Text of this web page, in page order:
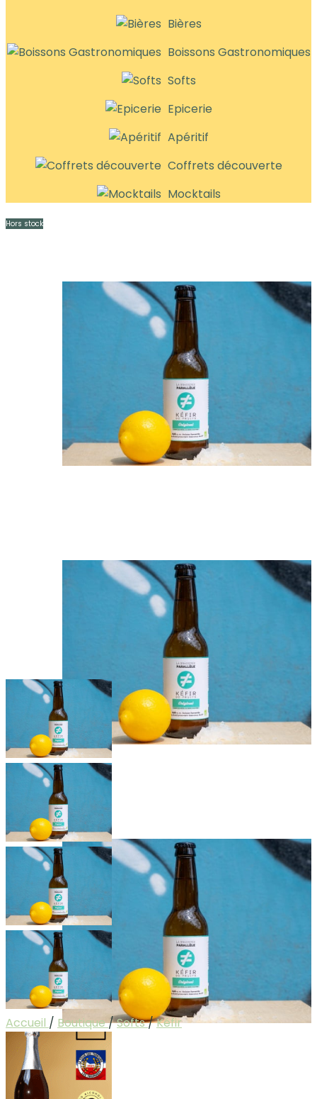
Bières
Boissons Gastronomiques
Softs
Epicerie
Apéritif
Coffrets découverte
Mocktails
Hors stock
Accueil / Boutique/Softs/Kéfir